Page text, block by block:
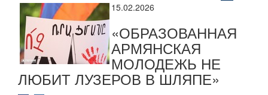
15.02.2026
«ОБРАЗОВАННАЯ
АРМЯНСКАЯ
МОЛОДЕЖЬ НЕ
ЛЮБИТ ЛУЗЕРОВ В ШЛЯПЕ»